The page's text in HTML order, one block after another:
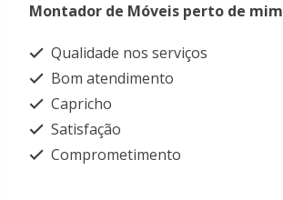
Montador de Móveis perto de mim
Qualidade nos serviços
Bom atendimento
Capricho
Satisfação
Comprometimento